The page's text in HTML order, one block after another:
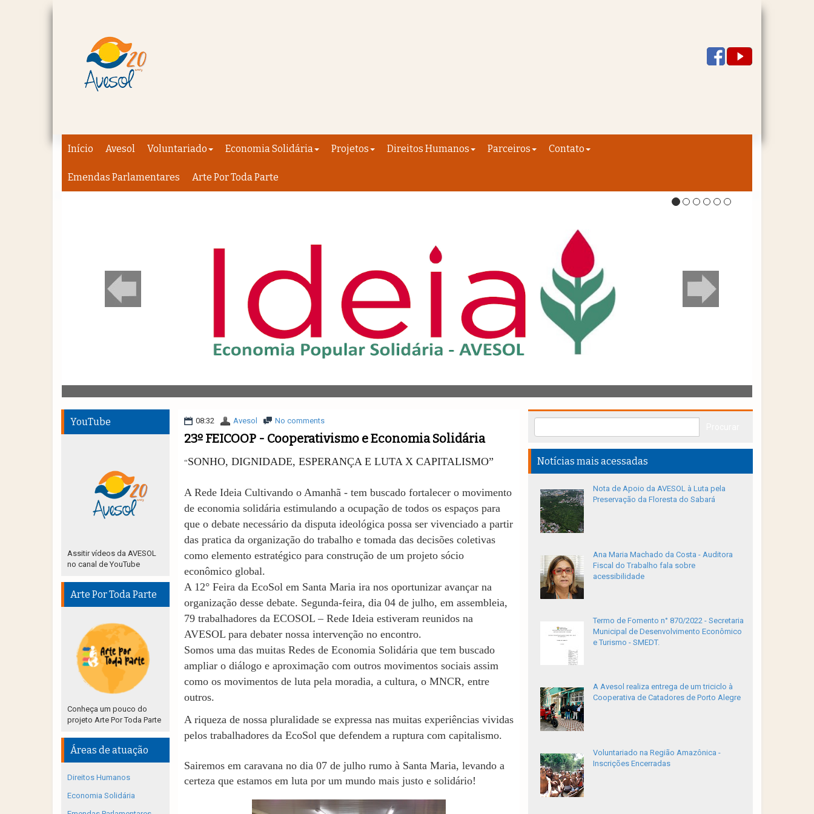
Início Avesol Voluntariado Economia Solidária Projetos Direitos Humanos Parceiros Contato
Emendas Parlamentares Arte Por Toda Parte
08:32 Avesol No comments
23º FEICOOP - Cooperativismo e Economia Solidária
“SONHO, DIGNIDADE, ESPERANÇA E LUTA X CAPITALISMO”
A Rede Ideia Cultivando o Amanhã - tem buscado fortalecer o movimento
de economia solidária estimulando a ocupação de todos os espaços para
que o debate necessário da disputa ideológica possa ser vivenciado a partir
das pratica da organização do trabalho e tomada das decisões coletivas
como elemento estratégico para construção de um projeto sócio
econômico global.
A 12° Feira da EcoSol em Santa Maria ira nos oportunizar avançar na
organização desse debate. Segunda-feira, dia 04 de julho, em assembleia,
79 trabalhadores da ECOSOL – Rede Ideia estiveram reunidos na
AVESOL para debater nossa intervenção no encontro.
Somos uma das muitas Redes de Economia Solidária que tem buscado
ampliar o diálogo e aproximação com outros movimentos sociais assim
como os movimentos de luta pela moradia, a cultura, o MNCR, entre
outros.
A riqueza de nossa pluralidade se expressa nas muitas experiências vividas
pelos trabalhadores da EcoSol que defendem a ruptura com capitalismo.
Sairemos em caravana no dia 07 de julho rumo à Santa Maria, levando a
certeza que estamos em luta por um mundo mais justo e solidário!
YouTube
Assitir vídeos da AVESOL
no canal de YouTube
Arte Por Toda Parte
Conheça um pouco do
projeto Arte Por Toda Parte
Áreas de atuação
Direitos Humanos
Economia Solidária
Notícias mais acessadas
Nota de Apoio da AVESOL à Luta pela
Preservação da Floresta do Sabará
Ana Maria Machado da Costa - Auditora
Fiscal do Trabalho fala sobre
acessibilidade
Termo de Fomento n° 870/2022 - Secretaria
Municipal de Desenvolvimento Econômico
e Turismo - SMEDT.
A Avesol realiza entrega de um triciclo à
Cooperativa de Catadores de Porto Alegre
Voluntariado na Região Amazônica -
Inscrições Encerradas